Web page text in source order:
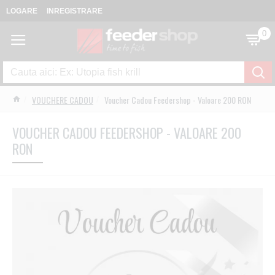
LOGARE INREGISTRARE
0
VOUCHERE CADOU Voucher Cadou Feedershop - Valoare 200 RON
VOUCHER CADOU FEEDERSHOP - VALOARE 200
RON